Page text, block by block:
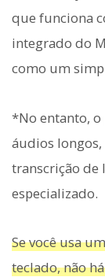
que funciona
integrado do
como um
*No entanto, o
áudios longos,
transcrição de
especializado.
Se você usa
teclado, não